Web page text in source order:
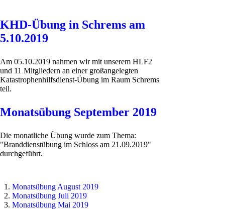
KHD-Übung in Schrems am
5.10.2019
Am 05.10.2019 nahmen wir mit unserem HLF2
und 11 Mitgliedern an einer großangelegten
Katastrophenhilfsdienst-Übung im Raum Schrems
teil.
Monatsübung September 2019
Die monatliche Übung wurde zum Thema:
"Branddienstübung im Schloss am 21.09.2019"
durchgeführt.
Monatsübung August 2019
Monatsübung Juli 2019
Monatsübung Mai 2019